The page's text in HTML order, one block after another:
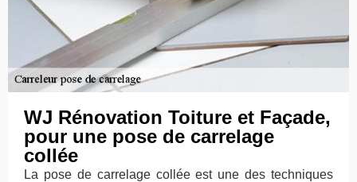
WJ Rénovation Toiture et Façade,
pour une pose de carrelage
collée
La pose de carrelage collée est une des techniques